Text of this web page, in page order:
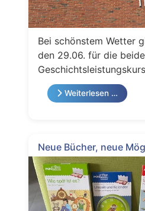
Bei schönstem Wetter
den 29.06. für die
Weiterlesen …
Neue Bücher, neue